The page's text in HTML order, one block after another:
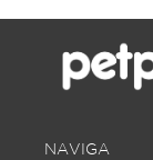
NAVIGA